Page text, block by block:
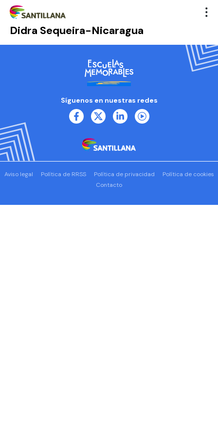
Didra Sequeira-Nicaragua
Síguenos en nuestras redes
Aviso legal Política de RRSS Política de privacidad
Política de cookies
Contacto